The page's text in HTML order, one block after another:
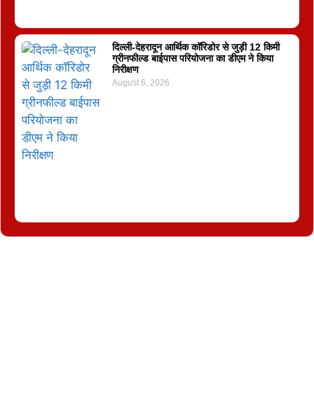
दिल्ली-देहरादून आर्थिक कॉरिडोर से जुड़ी 12 किमी
ग्रीनफील्ड बाईपास परियोजना का डीएम ने किया
निरीक्षण
August 6, 2026